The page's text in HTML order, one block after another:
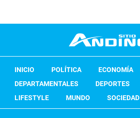
INICIO POLÍTICA ECONOMÍA
DEPARTAMENTALES
DEPORTES
LIFESTYLE
MUNDO SOCIEDAD